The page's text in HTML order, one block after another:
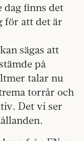
dag finns det
för att det är
sägas att
på
talar nu
torrår och
Det vi ser